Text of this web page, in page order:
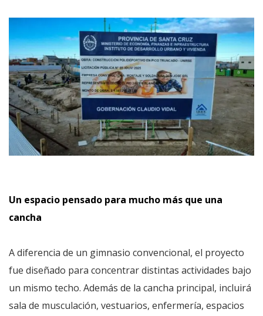
Un espacio pensado para mucho más que una
cancha
A diferencia de un gimnasio convencional, el proyecto
fue diseñado para concentrar distintas actividades bajo
un mismo techo. Además de la cancha principal, incluirá
sala de musculación, vestuarios, enfermería, espacios